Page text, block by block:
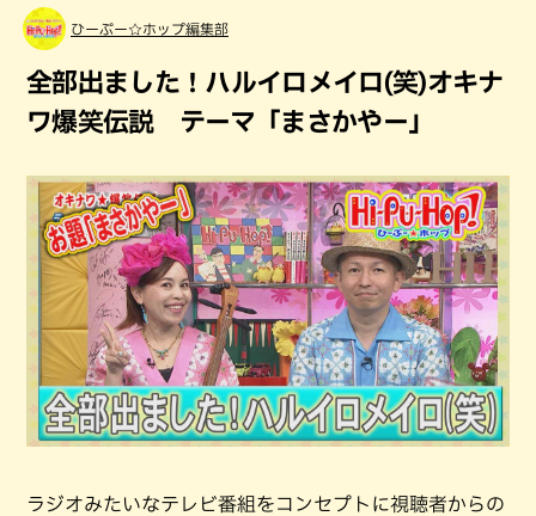
ひーぷー☆ホップ編集部
全部出ました！ハルイロメイロ(笑)オキナ
ワ爆笑伝説 テーマ「まさかやー」
ラジオみたいなテレビ番組をコンセプトに視聴者からの